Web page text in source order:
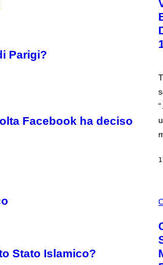
Parigi?
Facebook ha deciso
Stato Islamico?
L
.
B
U
S
A
A
G
E
T
I
G
O
T
E
S
Y
O